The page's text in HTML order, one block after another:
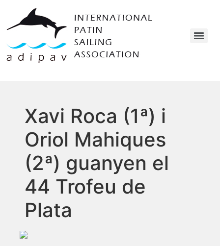
Xavi Roca (1ª) i
Oriol Mahiques
(2ª) guanyen el
44 Trofeu de
Plata